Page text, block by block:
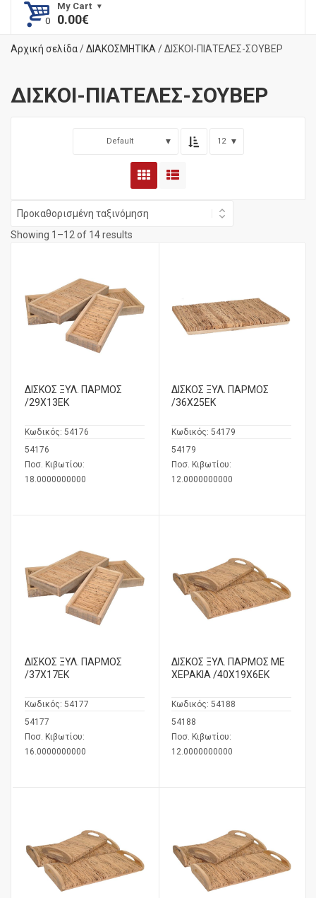
My Cart
0.00€
Αρχική σελίδα/ΔΙΑΚΟΣΜΗΤΙΚΑ/ ΔΙΣΚΟΙ-ΠΙΑΤΕΛΕΣ-ΣΟΥΒΕΡ
ΔΙΣΚΟΙ-ΠΙΑΤΕΛΕΣ-ΣΟΥΒΕΡ
Default 12
Showing 1–12 of 14 results
ΔΙΣΚΟΣ ΞΥΛ. ΠΑΡΜΟΣ
/29Χ13ΕΚ
Κωδικός: 54176
54176
Ποσ. Κιβωτίου:
18.0000000000
ΔΙΣΚΟΣ ΞΥΛ. ΠΑΡΜΟΣ
/36Χ25ΕΚ
Κωδικός: 54179
54179
Ποσ. Κιβωτίου:
12.0000000000
ΔΙΣΚΟΣ ΞΥΛ. ΠΑΡΜΟΣ
/37Χ17ΕΚ
Κωδικός: 54177
54177
Ποσ. Κιβωτίου:
16.0000000000
ΔΙΣΚΟΣ ΞΥΛ. ΠΑΡΜΟΣ ΜΕ
ΧΕΡΑΚΙΑ /40Χ19Χ6ΕΚ
Κωδικός: 54188
54188
Ποσ. Κιβωτίου:
12.0000000000